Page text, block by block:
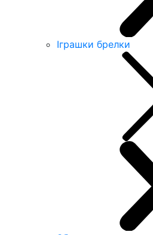
Іграшки брелки